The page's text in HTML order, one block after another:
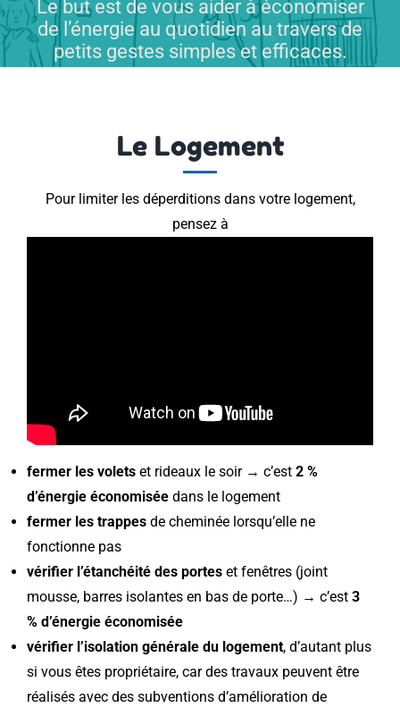
Les aides
FSL sur le territoire
Contact/Formulaires
Le but est de vous aider à économiser
de l’énergie au quotidien au travers de
petits gestes simples et efficaces.
Le Logement
Pour limiter les déperditions dans votre logement,
pensez à
fermer les voletset rideaux le soir → c’est 2 %
d’énergie économiséedans le logement
fermer les trappesde cheminée lorsqu’elle ne
fonctionne pas
vérifier l’étanchéité des porteset fenêtres (joint
mousse, barres isolantes en bas de porte…) → c’est 3
% d’énergie économisée
vérifier l’isolation générale du logement, d’autant plus
si vous êtes propriétaire, car des travaux peuvent être
réalisés avec des subventions d’amélioration de